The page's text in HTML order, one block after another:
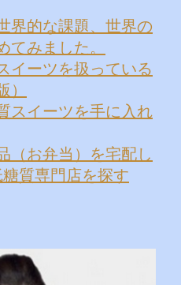
界的な課題、世界の
てみました。
イーツを扱っている
スイーツを手に入れ
（お弁当）を宅配し
質専門店を探す